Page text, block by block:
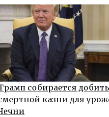
собирается
казни для